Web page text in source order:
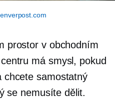
prostor v obchodním
má smysl, pokud
chcete samostatný
se nemusíte dělit.